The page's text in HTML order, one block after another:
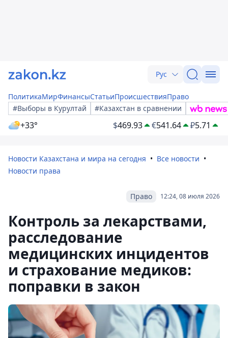
Рус
ПолитикаМирФинансыСтатьиПроисшествияПраво
#Выборы в Курултай
#Казахстан в сравнении
+33° $469.93 €541.64 ₽5.71
Новости Казахстана и мира на сегодня
Все новости
Новости права
12:24, 08 июля 2026
Право
Контроль за лекарствами,
расследование
медицинских инцидентов
и страхование медиков:
поправки в закон